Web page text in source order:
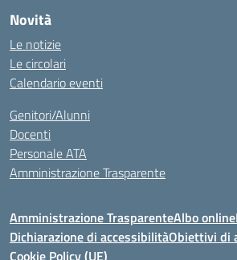
Novità
Le notizie
Le circolari
Calendario eventi
Genitori/Alunni
Docenti
Personale ATA
Amministrazione Trasparente
Amministrazione TrasparenteAlbo online
Dichiarazione di accessibilitàObiettivi di
Cookie Policy (UE)